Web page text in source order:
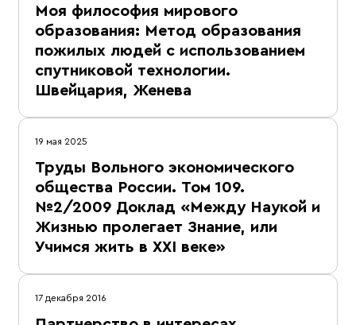
Моя философия мирового
образования: Метод образования
пожилых людей с использованием
спутниковой технологии.
Швейцария, Женева
19 мая 2025
Труды Вольного экономического
общества России. Том 109.
№2/2009 Доклад «Между Наукой и
Жизнью пролегает Знание, или
Учимся жить в XXI веке»
17 декабря 2016